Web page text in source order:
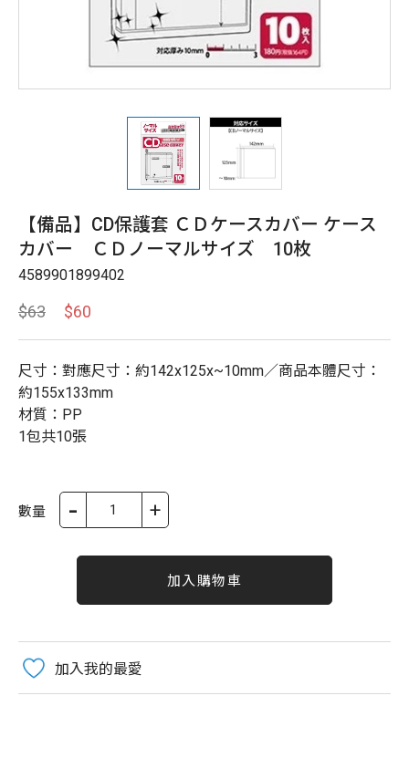
【備品】CD保護套 ＣＤケースカバー ケース
カバー ＣＤノーマルサイズ 10枚
4589901899402
$63 $60
尺寸：對應尺寸：約142x125x~10mm／商品本體尺寸：
約155x133mm
材質：PP
1包共10張
數量 - +
加入購物車
加入我的最愛